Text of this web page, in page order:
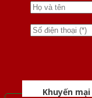
Khuyến mại